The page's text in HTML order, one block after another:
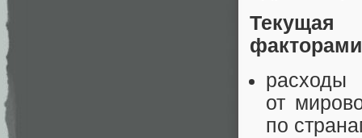
Текущая
расходы
от
по